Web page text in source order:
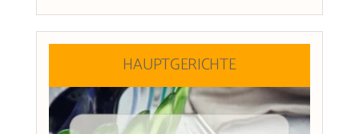
HAUPTGERICHTE